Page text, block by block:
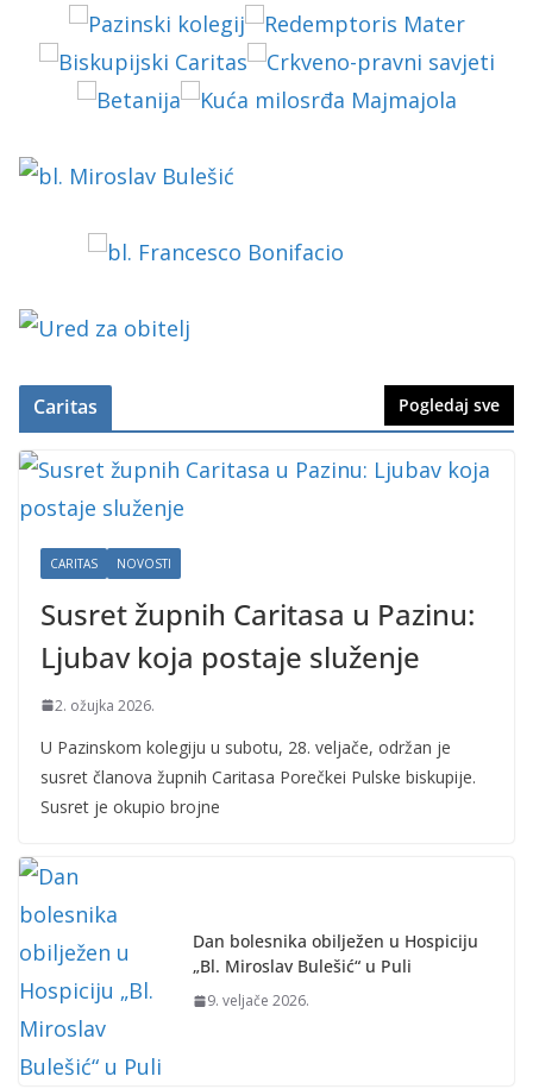
Caritas Pogledaj sve
CARITAS NOVOSTI
Susret župnih Caritasa u Pazinu:
Ljubav koja postaje služenje
2. ožujka 2026.
U Pazinskom kolegiju u subotu, 28. veljače, održan je
susret članova župnih Caritasa Porečkei Pulske biskupije.
Susret je okupio brojne
Dan bolesnika obilježen u Hospiciju
„Bl. Miroslav Bulešić“ u Puli
9. veljače 2026.